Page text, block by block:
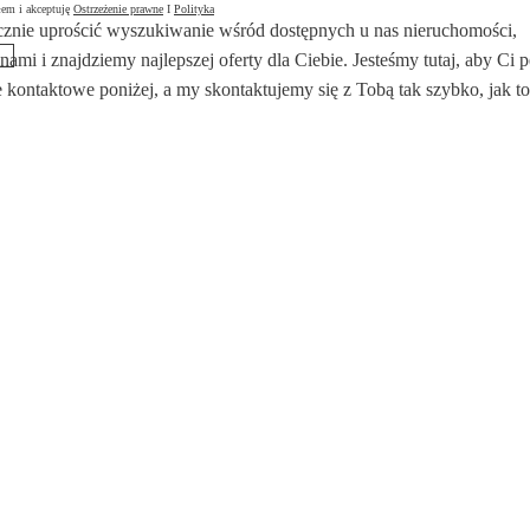
i akceptuję Ostrzeżenie prawne I Polityka
uprościć wyszukiwanie wśród dostępnych u nas nieruchomości,
i znajdziemy najlepszej oferty dla Ciebie. Jesteśmy tutaj, aby Ci
kontaktowe poniżej, a my skontaktujemy się z Tobą tak szybko, jak to